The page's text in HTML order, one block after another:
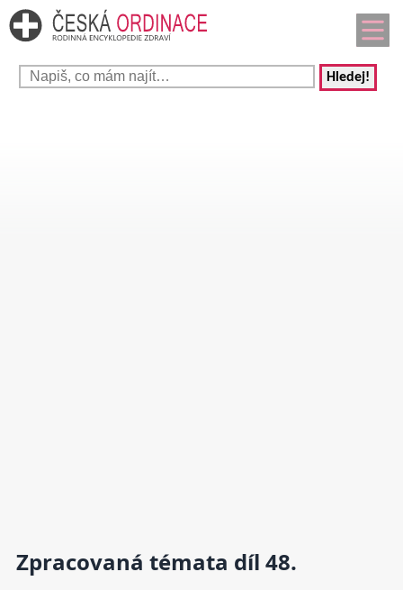
Hledej!
Zpracovaná témata díl 48.